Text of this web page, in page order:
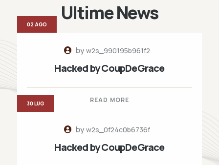
Ultime News
byw2s_990195b961f2
Hacked by CoupDeGrace
READ MORE
02 AGO
byw2s_0f24c0b6736f
Hacked by CoupDeGrace
30 LUG